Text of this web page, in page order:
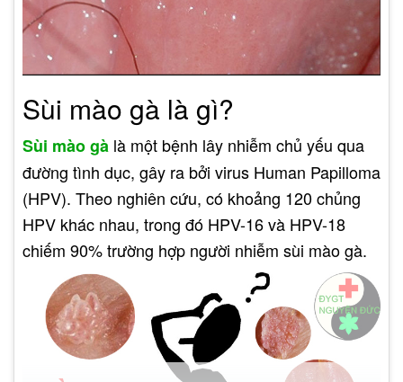
Sùi mào gà là gì?
Sùi mào gà là một bệnh lây nhiễm chủ yếu qua
đường tình dục, gây ra bởi virus Human Papilloma
(HPV). Theo nghiên cứu, có khoảng 120 chủng
HPV khác nhau, trong đó HPV-16 và HPV-18
chiếm 90% trường hợp người nhiễm sùi mào gà.